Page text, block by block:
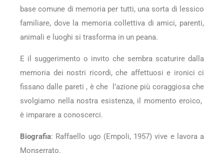
base comune di memoria per tutti, una sorta di lessico
familiare, dove la memoria collettiva di amici, parenti,
animali e luoghi si trasforma in un peana.
E il suggerimento o invito che sembra scaturire dalla
memoria dei nostri ricordi, che affettuosi e ironici ci
fissano dalle pareti , è che l’azione più coraggiosa che
svolgiamo nella nostra esistenza, il momento eroico,
è imparare a conoscerci.
Biografia: Raffaello ugo (Empoli, 1957) vive e lavora a
Monserrato.